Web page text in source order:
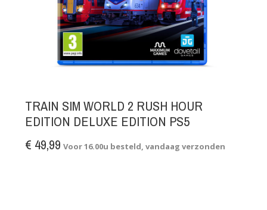
TRAIN SIM WORLD 2 RUSH HOUR
EDITION DELUXE EDITION PS5
€ 49,99 Voor 16.00u besteld, vandaag verzonden